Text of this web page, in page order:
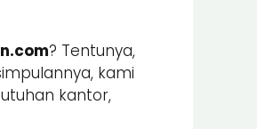
? Tentunya,
kami
kantor,